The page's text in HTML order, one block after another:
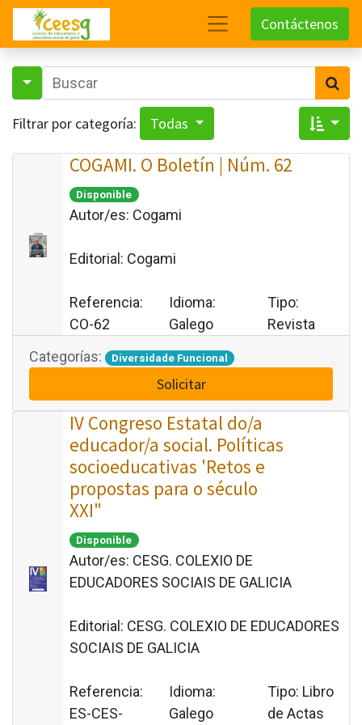
Contáctenos
Filtrar por categoría: Todas
COGAMI. O Boletín | Núm. 62
Disponible
Autor/es: Cogami
Editorial: Cogami
Referencia:
CO-62
Idioma:
Galego
Tipo:
Revista
Categorías:
Diversidade Funcional
Solicitar
IV Congreso Estatal do/a
educador/a social. Políticas
socioeducativas 'Retos e
propostas para o século
XXI"
Disponible
Autor/es: CESG. COLEXIO DE
EDUCADORES SOCIAIS DE GALICIA
Editorial: CESG. COLEXIO DE EDUCADORES
SOCIAIS DE GALICIA
Referencia:
ES-CES-
Idioma:
Galego
Tipo: Libro
de Actas